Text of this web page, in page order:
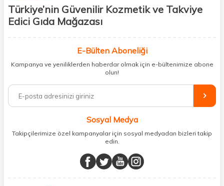
Türkiye’nin Güvenilir Kozmetik ve Takviye
Edici Gıda Mağazası
kişisel bakım hem de takviye edici gıda ürünlerini sizlerle
buluşturuyoruz. Artık mağaza mağaza dolaşmanıza gerek yok;
ihtiyacınız olan her şeyi tek bir çatı altında topluyor ve kapınıza kadar
%100 orijinal kozmetik ve sağlık ürünleriyle güzelliğinizi tamamlayabilir,
vücudunuzu desteklemek için güvenilir takviye edici gıdalara
minerallere kadar binlerce ürünü uygun fiyat ve hızlı kargo avantajıyla
sunuyoruz.
buluşturuyor ve online alışveriş deneyiminizi en iyi hale getiriyoruz.
Sağlık, güzellik ve iyi yaşam için aradığınız her şey burada!
E-Bülten Aboneliği
Kampanya ve yeniliklerden haberdar olmak için e-bültenimize abone
olun!
Sosyal Medya
Takipçilerimize özel kampanyalar için sosyal medyadan bizleri takip
edin.